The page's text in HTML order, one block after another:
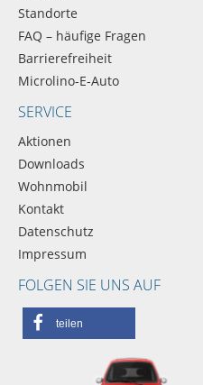
Standorte
FAQ – häufige Fragen
Barrierefreiheit
Microlino-E-Auto
SERVICE
Aktionen
Downloads
Wohnmobil
Kontakt
Datenschutz
Impressum
FOLGEN SIE UNS AUF
teilen